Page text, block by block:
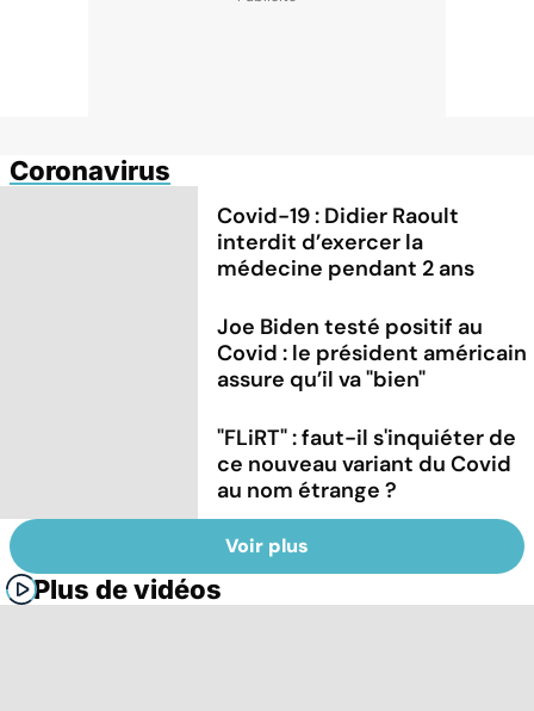
Coronavirus
Covid-19 : Didier Raoult
interdit d’exercer la
médecine pendant 2 ans
Joe Biden testé positif au
Covid : le président américain
assure qu’il va "bien"
"FLiRT" : faut-il s'inquiéter de
ce nouveau variant du Covid
au nom étrange ?
Voir plus
Plus de vidéos